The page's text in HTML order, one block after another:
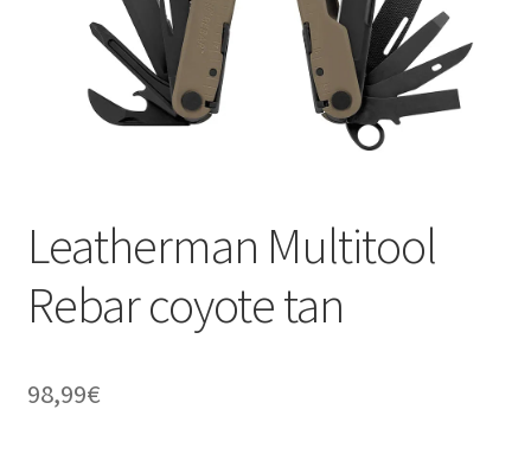
Leatherman Multitool
Rebar coyote tan
98,99€